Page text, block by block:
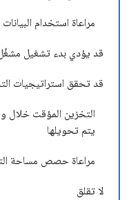
مراعاة استخدام البيانات
قد يؤدي بدء تشغيل مشغّل
قد تحقق استراتيجيات
التخزين المؤقت خلال
يتم تحويلها
مراعاة حصص مساحة
لا تقلق